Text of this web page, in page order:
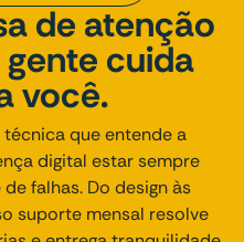
de atenção
cuida
você.
que entende a
digital estar sempre
falhas. Do design às
suporte mensal resolve